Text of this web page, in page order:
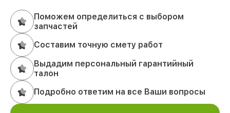
Поможем определиться с выбором
запчастей
Составим точную смету работ
Выдадим персональный гарантийный
талон
Подробно ответим на все Ваши вопросы